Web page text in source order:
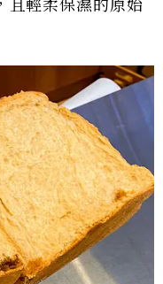
且輕柔保濕的原始